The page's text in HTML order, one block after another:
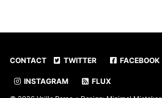
CONTACT TWITTER FACEBOOK
INSTAGRAM FLUX